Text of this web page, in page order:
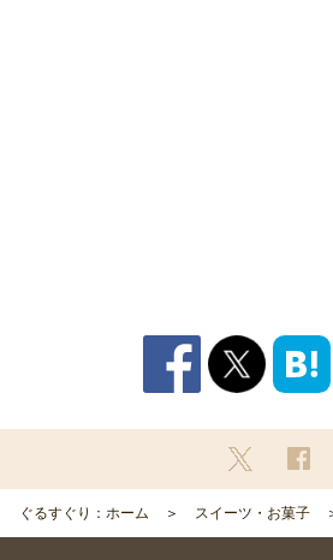
ぐるすぐり：ホーム スイーツ・お菓子